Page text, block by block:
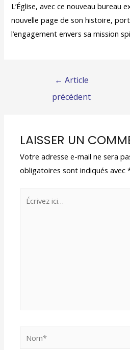
L’Église, avec ce nouveau bureau
nouvelle page de son histoire,
l’engagement envers sa mission
← Article
précédent
LAISSER UN
Votre adresse e-mail ne sera
obligatoires sont indiqués avec